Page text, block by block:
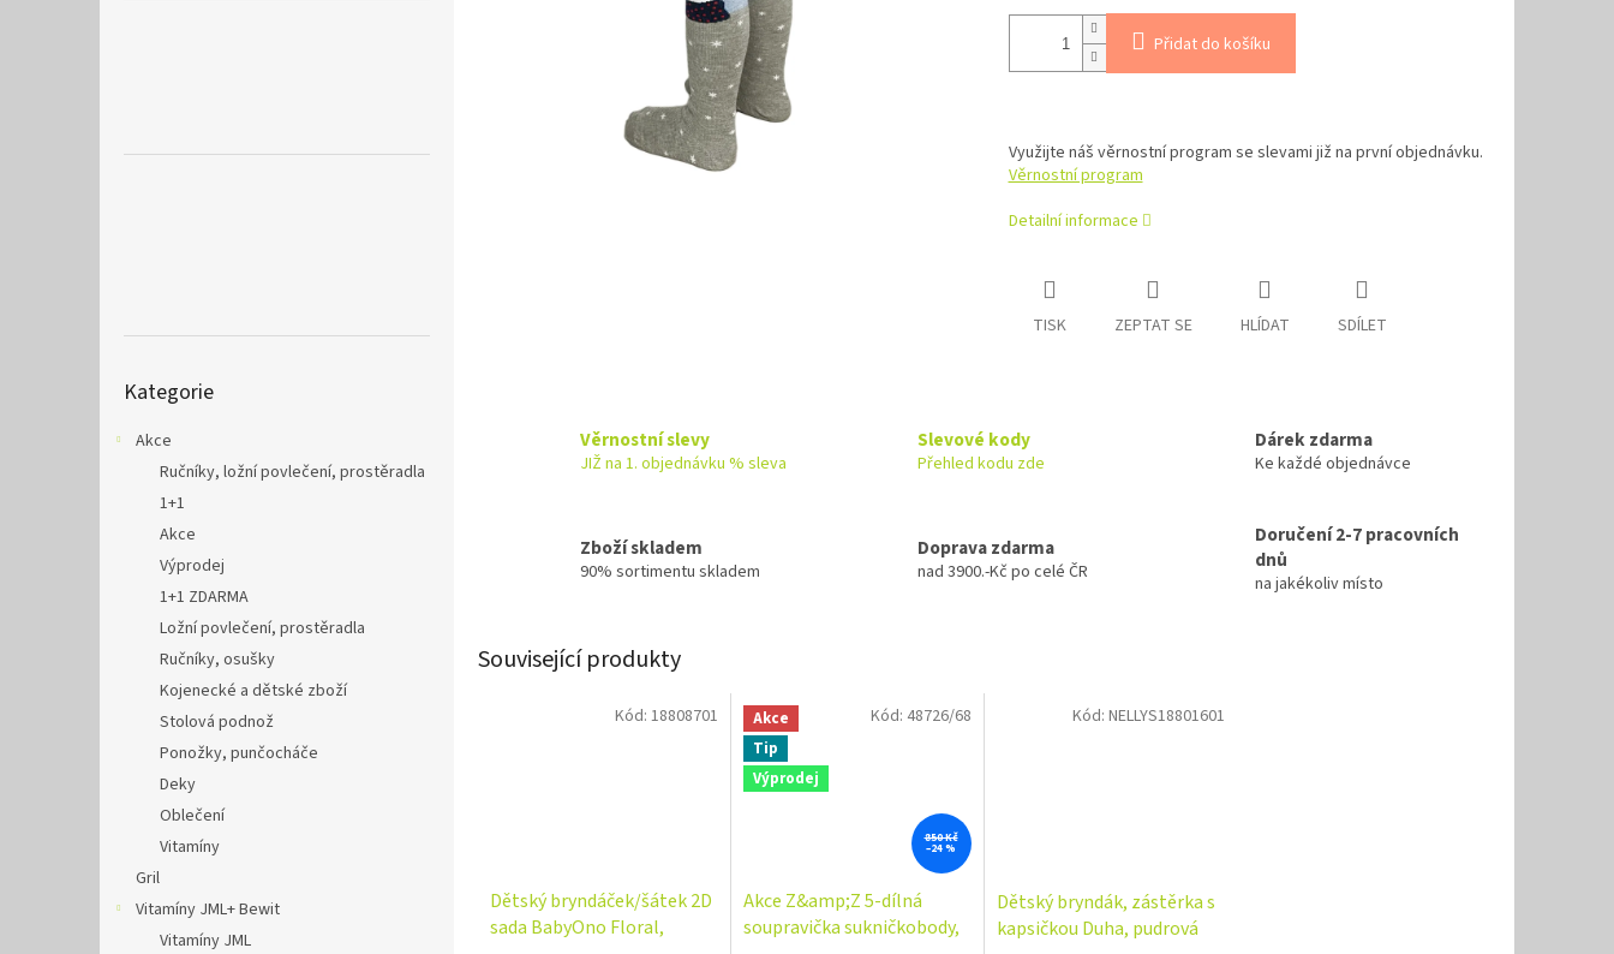
kategorie
Kategorie
Akce
Ručníky, ložní povlečení, prostěradla
1+1
Akce
Výprodej
1+1 ZDARMA
Ložní povlečení, prostěradla
Ručníky, osušky
Kojenecké a dětské zboží
Stolová podnož
Ponožky, punčocháče
Deky
Oblečení
Vitamíny
Gril
Vitamíny JML+ Bewit
Vitamíny JML
Přidat do košíku
Využijte náš věrnostní program se slevami již na první objednávku.
Věrnostní program
Detailní informace
TISK ZEPTAT SE HLÍDAT SDÍLET
Věrnostní slevy
JIŽ na 1. objednávku % sleva
Slevové kody
Přehled kodu zde
Dárek zdarma
Ke každé objednávce
Zboží skladem
90% sortimentu skladem
Doprava zdarma
nad 3900.-Kč po celé ČR
Doručení 2-7 pracovních
dnů
na jakékoliv místo
Související produkty
Dětský bryndáček/šátek 2D
sada BabyOno Floral,
Kód: 18808701
Akce
Tip
Výprodej
850 Kč
–24 %
Akce Z&amp;Z 5-dílná
soupravička sukničkobody,
Kód: 48726/68
Dětský bryndák, zástěrka s
kapsičkou Duha, pudrová
Kód:NELLYS18801601